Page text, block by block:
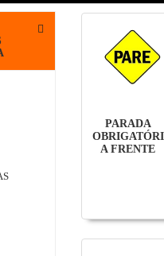
PARADA
A FRENTE